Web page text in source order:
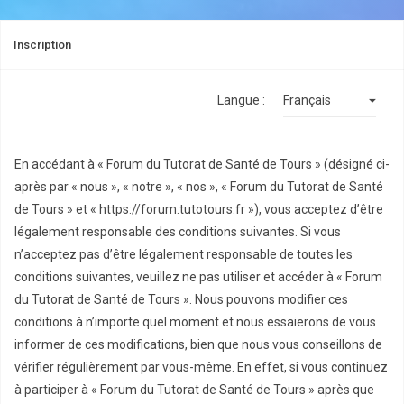
Inscription
Langue :
En accédant à « Forum du Tutorat de Santé de Tours » (désigné ci-
après par « nous », « notre », « nos », « Forum du Tutorat de Santé
de Tours » et « https://forum.tutotours.fr »), vous acceptez d’être
légalement responsable des conditions suivantes. Si vous
n’acceptez pas d’être légalement responsable de toutes les
conditions suivantes, veuillez ne pas utiliser et accéder à « Forum
du Tutorat de Santé de Tours ». Nous pouvons modifier ces
conditions à n’importe quel moment et nous essaierons de vous
informer de ces modifications, bien que nous vous conseillons de
vérifier régulièrement par vous-même. En effet, si vous continuez
à participer à « Forum du Tutorat de Santé de Tours » après que